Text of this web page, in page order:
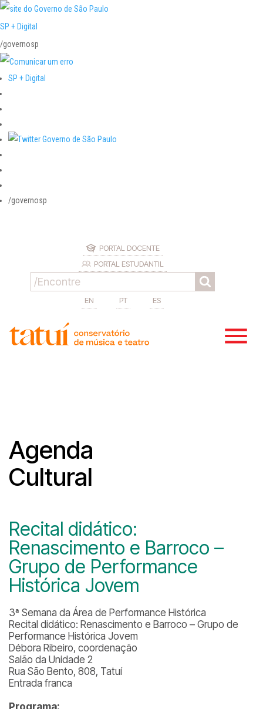
SP + Digital
/governosp
SP + Digital
/governosp
PORTAL DOCENTE
PORTAL ESTUDANTIL
EN PT ES
Agenda
Cultural
Recital didático:
Renascimento e Barroco –
Grupo de Performance
Histórica Jovem
3ª Semana da Área de Performance Histórica
Recital didático: Renascimento e Barroco – Grupo de
Performance Histórica Jovem
Débora Ribeiro, coordenação
Salão da Unidade 2
Rua São Bento, 808, Tatuí
Entrada franca
Programa: